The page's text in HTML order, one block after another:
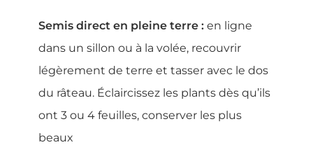
Semis direct en pleine terre : en ligne
dans un sillon ou à la volée, recouvrir
légèrement de terre et tasser avec le dos
du râteau. Éclaircissez les plants dès qu’ils
ont 3 ou 4 feuilles, conserver les plus
beaux